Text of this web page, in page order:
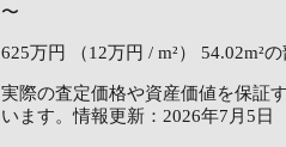
〜
625万円 （12万円 / m²） 54.02m²
実際の査定価格や資産価値を保証
います。情報更新：2026年7月5日